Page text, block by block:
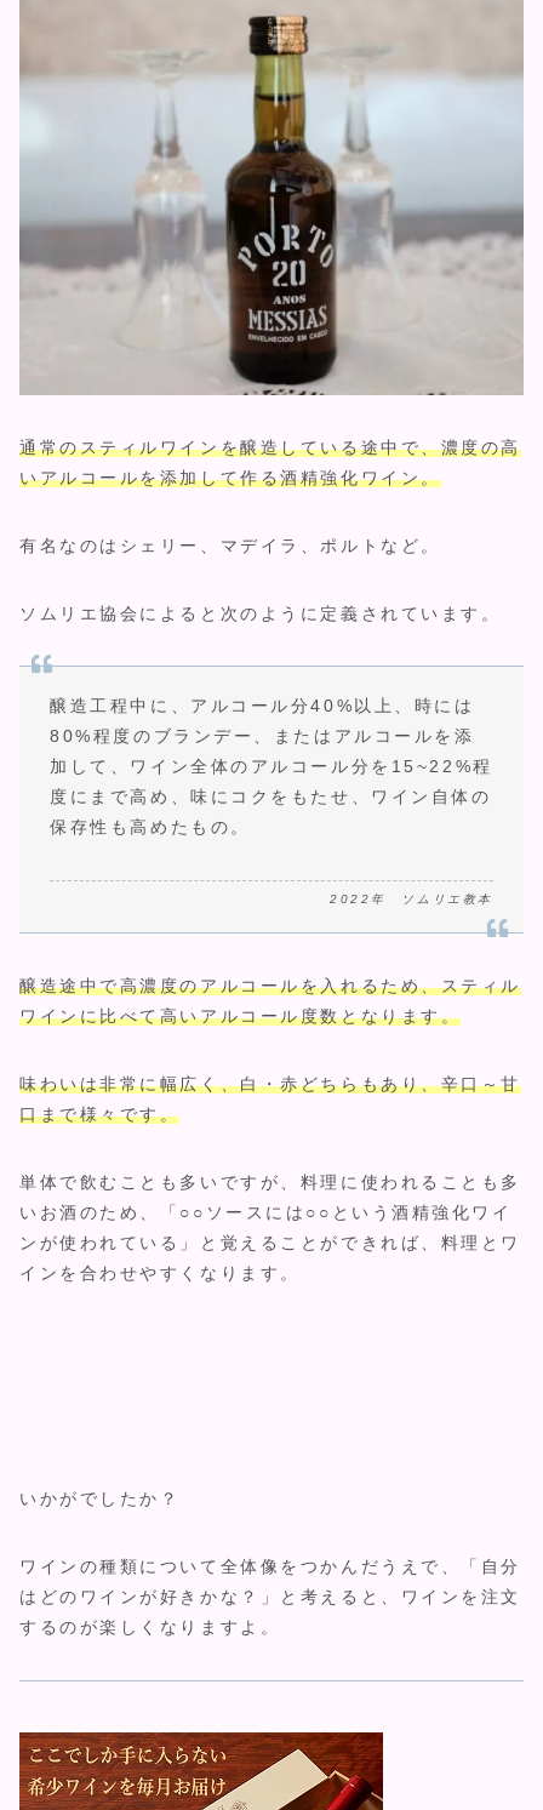
通常のスティルワインを醸造している途中で、濃度の高
いアルコールを添加して作る酒精強化ワイン。
有名なのはシェリー、マデイラ、ポルトなど。
ソムリエ協会によると次のように定義されています。
醸造工程中に、アルコール分40%以上、時には
80%程度のブランデー、またはアルコールを添
加して、ワイン全体のアルコール分を15~22%程
度にまで高め、味にコクをもたせ、ワイン自体の
保存性も高めたもの。
2022年 ソムリエ教本
醸造途中で高濃度のアルコールを入れるため、スティル
ワインに比べて高いアルコール度数となります。
味わいは非常に幅広く、白・赤どちらもあり、辛口～甘
口まで様々です。
単体で飲むことも多いですが、料理に使われることも多
いお酒のため、「○○ソースには○○という酒精強化ワイ
ンが使われている」と覚えることができれば、料理とワ
インを合わせやすくなります。
いかがでしたか？
ワインの種類について全体像をつかんだうえで、「自分
はどのワインが好きかな？」と考えると、ワインを注文
するのが楽しくなりますよ。